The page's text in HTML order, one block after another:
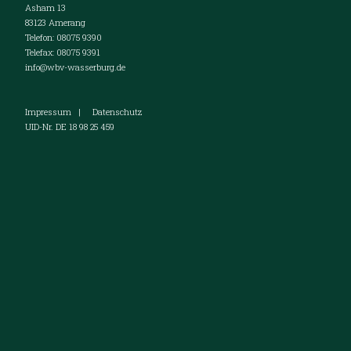
Asham 13
83123 Amerang
Telefon: 08075 9390
Telefax: 08075 9391
info@wbv-wasserburg.de
Impressum | Datenschutz
UID-Nr. DE 18 98 25 459